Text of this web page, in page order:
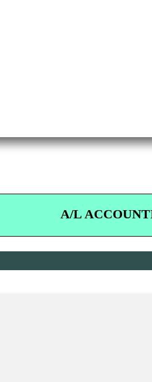
A/L